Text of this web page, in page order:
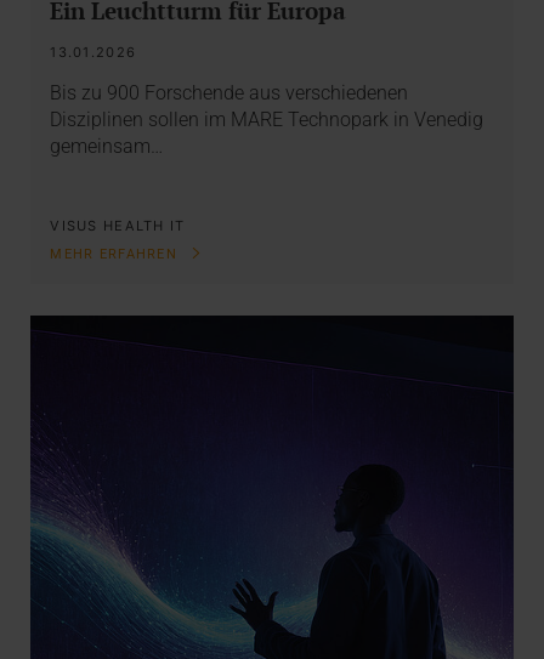
Ein Leuchtturm für Europa
13.01.2026
Bis zu 900 Forschende aus verschiedenen
Disziplinen sollen im MARE Technopark in Venedig
gemeinsam…
VISUS HEALTH IT
MEHR ERFAHREN